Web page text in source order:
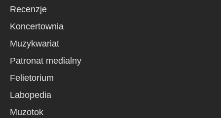
Recenzje
Koncertownia
Muzykwariat
Patronat medialny
Felietorium
Labopedia
Muzotok